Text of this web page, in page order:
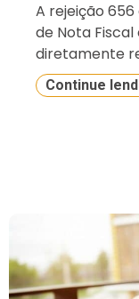
A rejeição
de Nota
diretamente
Continue